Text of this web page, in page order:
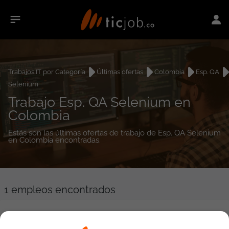
Trabajos IT por Categoría Últimas ofertas Colombia
Esp. QA
Selenium
Trabajo Esp. QA Selenium en
Colombia
Estás son las últimas ofertas de trabajo de Esp. QA Selenium
en Colombia encontradas.
1 empleos encontrados